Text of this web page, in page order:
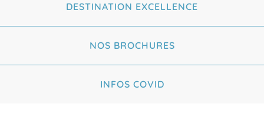
DESTINATION EXCELLENCE
NOS BROCHURES
INFOS COVID